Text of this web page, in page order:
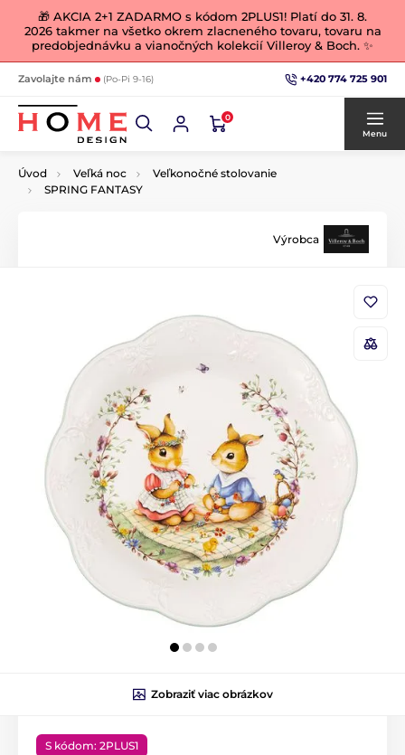
🎁 AKCIA 2+1 ZADARMO s kódom 2PLUS1! Platí do 31. 8.
2026 takmer na všetko okrem zlacneného tovaru, tovaru na
predobjednávku a vianočných kolekcií Villeroy & Boch. ✨
Zavolajte nám (Po-Pi 9-16) +420 774 725 901
0
Menu
Úvod Veľká noc
Veľkonočné stolovanie
SPRING FANTASY
Výrobca
Zobraziť viac obrázkov
S kódom: 2PLUS1